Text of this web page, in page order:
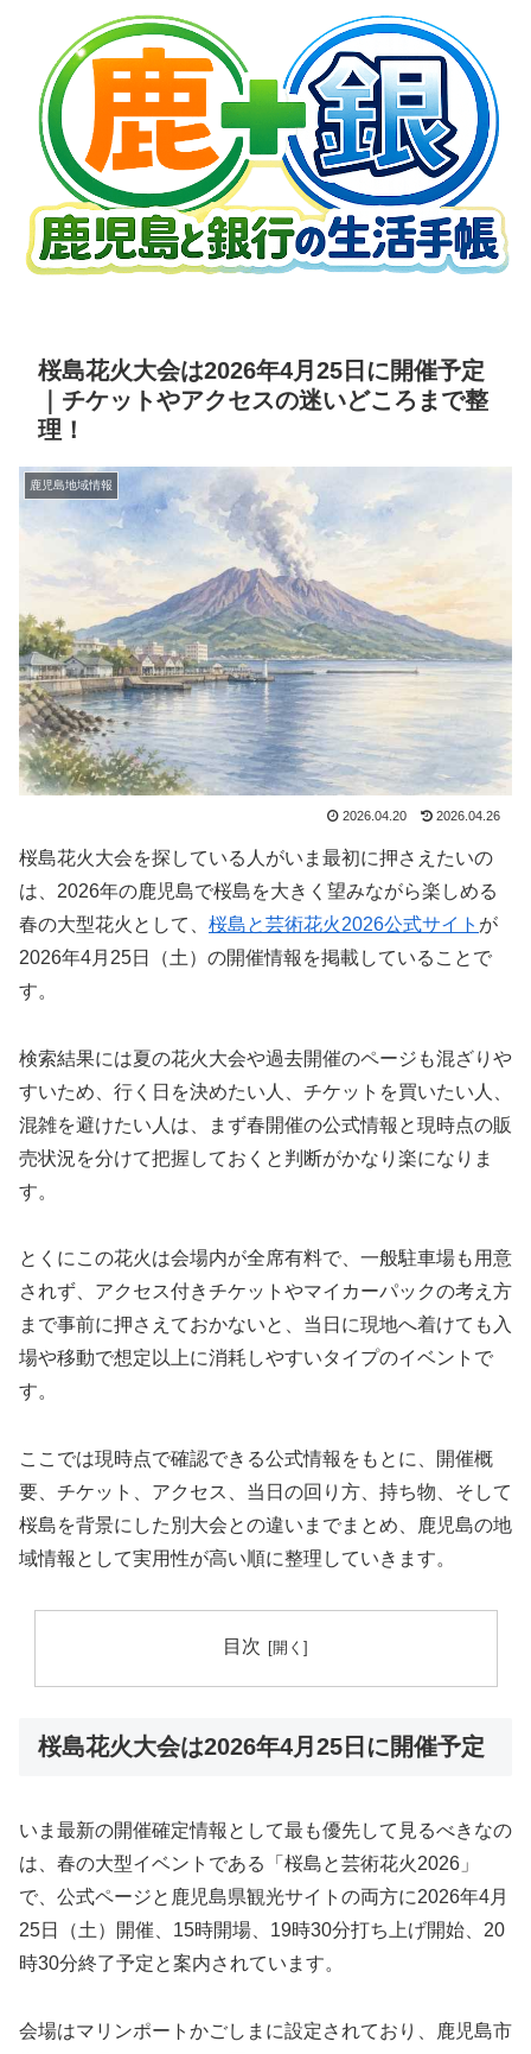
桜島花火大会は2026年4月25日に開催予定
｜チケットやアクセスの迷いどころまで整
理！
鹿児島地域情報
2026.04.20 2026.04.26
桜島花火大会を探している人がいま最初に押さえたいの
は、2026年の鹿児島で桜島を大きく望みながら楽しめる
春の大型花火として、 桜島と芸術花火2026公式サイト が
2026年4月25日（土）の開催情報を掲載していることで
す。
検索結果には夏の花火大会や過去開催のページも混ざりや
すいため、行く日を決めたい人、チケットを買いたい人、
混雑を避けたい人は、まず春開催の公式情報と現時点の販
売状況を分けて把握しておくと判断がかなり楽になりま
す。
とくにこの花火は会場内が全席有料で、一般駐車場も用意
されず、アクセス付きチケットやマイカーパックの考え方
まで事前に押さえておかないと、当日に現地へ着けても入
場や移動で想定以上に消耗しやすいタイプのイベントで
す。
ここでは現時点で確認できる公式情報をもとに、開催概
要、チケット、アクセス、当日の回り方、持ち物、そして
桜島を背景にした別大会との違いまでまとめ、鹿児島の地
域情報として実用性が高い順に整理していきます。
目次
桜島花火大会は2026年4月25日に開催予定
いま最新の開催確定情報として最も優先して見るべきなの
は、春の大型イベントである「桜島と芸術花火2026」
で、公式ページと鹿児島県観光サイトの両方に2026年4月
25日（土）開催、15時開場、19時30分打ち上げ開始、20
時30分終了予定と案内されています。
会場はマリンポートかごしまに設定されており、鹿児島市